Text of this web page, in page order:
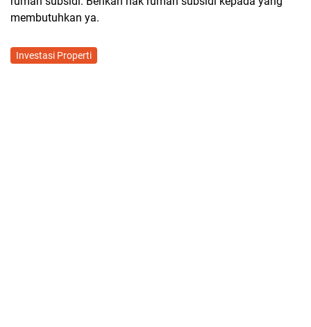
membutuhkan ya.
Investasi Properti